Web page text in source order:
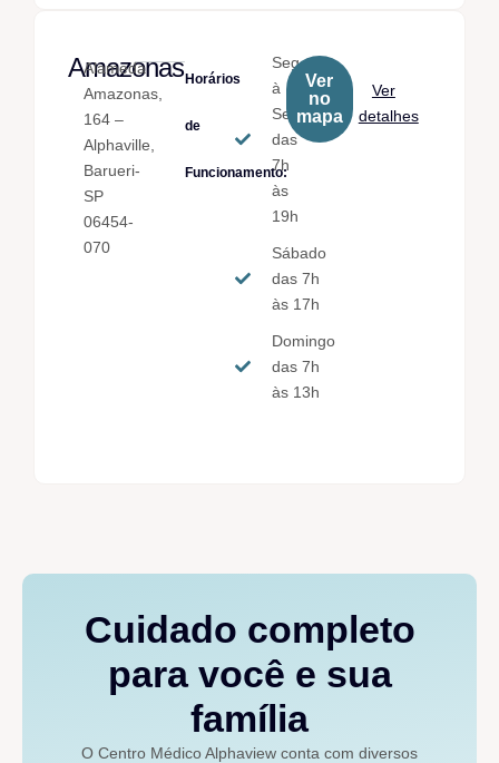
Amazonas
Alameda
Amazonas,
164 –
Alphaville,
Barueri-
SP
06454-
070
Horários
de
Funcionamento:
Seg.
à
Sex.
das
7h
às
19h
Sábado
das 7h
às 17h
Domingo
das 7h
às 13h
Ver
no
mapa
Ver
detalhes
Cuidado completo
para você e sua
família
O Centro Médico Alphaview conta com diversos